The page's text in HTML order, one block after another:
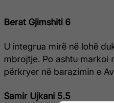
Berat Gjimshiti 6
U integrua mirë në lohë
mbrojtje. Po ashtu markoi
përkryer në barazimin e
Samir Ujkani 5.5